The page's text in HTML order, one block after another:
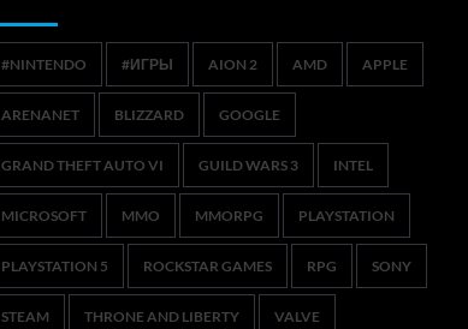
#NINTENDO #ИГРЫ AION 2 AMD APPLE
ARENANET BLIZZARD GOOGLE
GRAND THEFT AUTO VI GUILD WARS 3 INTEL
MICROSOFT MMO MMORPG PLAYSTATION
PLAYSTATION 5 ROCKSTAR GAMES RPG SONY
STEAM THRONE AND LIBERTY VALVE